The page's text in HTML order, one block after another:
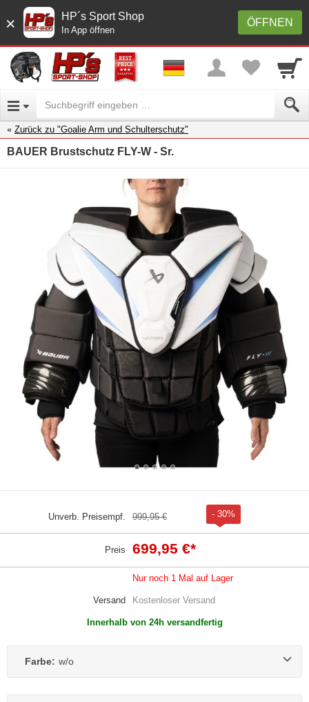
× ÖFFNEN
HP´s Sport Shop
In App öffnen
Zurück zu "Goalie Arm und Schulterschutz"
BAUER Brustschutz FLY-W - Sr.
Unverb. Preisempf. 999,95 € - 30%
Preis 699,95 €*
Nur noch 1 Mal auf Lager
Versand Kostenloser Versand
Innerhalb von 24h versandfertig
Farbe: w/o